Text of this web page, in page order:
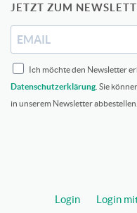
JETZT ZUM
Ich möchte den Newsletter
Datenschutzerklärung . Sie
in unserem Newsletter abbestellen.
Login Login